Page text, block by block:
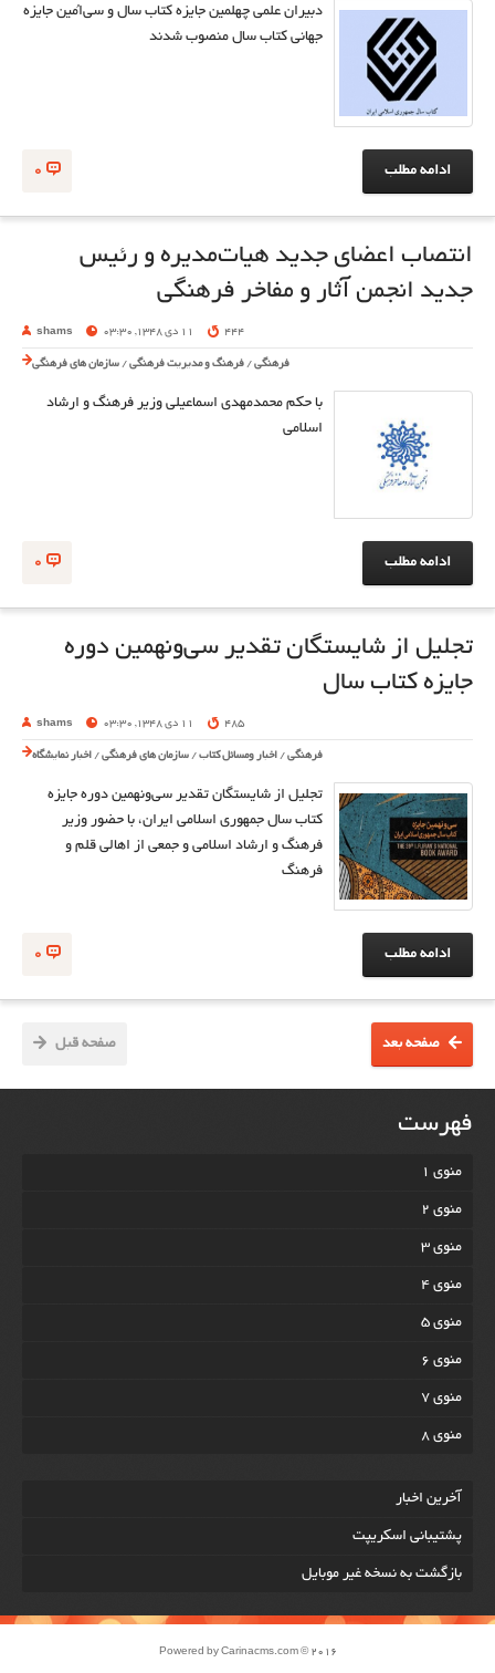
دبیران علمی چهلمین جایزه کتاب سال و سی‌‌اُمین جایزه
جهانی کتاب سال منصوب شدند
0 ادامه مطلب
انتصاب اعضای جدید هیات‌مدیره و رئیس
جدید انجمن آثار و مفاخر فرهنگی
shams 11 دی 1348, 03:30 444
فرهنگی / فرهنگ و مدیریت فرهنگی / سازمان های فرهنگی
با حکم محمد‌مهدی اسماعیلی وزیر فرهنگ و ارشاد
اسلامی
0 ادامه مطلب
تجلیل از شایستگان تقدیر سی‌ونهمین دوره
جایزه کتاب سال
shams 11 دی 1348, 03:30 485
فرهنگی / اخبار ومسائل کتاب / سازمان های فرهنگی / اخبار نمایشگاه
تجلیل از شایستگان تقدیر سی‌ونهمین دوره جایزه
کتاب سال جمهوری اسلامی ایران، با حضور وزیر
فرهنگ و ارشاد اسلامی و جمعی از اهالی قلم و
فرهنگ
0 ادامه مطلب
صفحه قبل صفحه بعد
فهرست
منوی 1
منوی 2
منوی 3
منوی 4
منوی 5
منوی 6
منوی 7
منوی 8
آخرين اخبار
پشتیبانی اسکریپت
بازگشت به نسخه غير موبایل
Powered by Carinacms.com© 2016